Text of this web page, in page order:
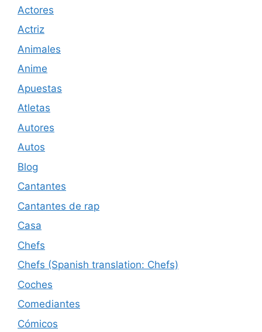
Actores
Actriz
Animales
Anime
Apuestas
Atletas
Autores
Autos
Blog
Cantantes
Cantantes de rap
Casa
Chefs
Chefs (Spanish translation: Chefs)
Coches
Comediantes
Cómicos